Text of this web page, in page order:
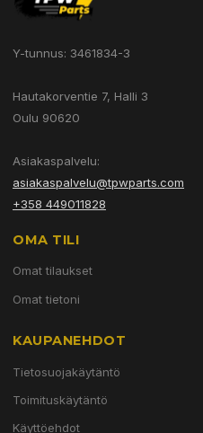
Y-tunnus: 3461834-3
Hautakorventie 7, Halli 3
Oulu 90620
Asiakaspalvelu:
asiakaspalvelu@tpwparts.com
+358 449011828
OMA TILI
Omat tilaukset
Omat tietoni
KAUPANEHDOT
Tietosuojakäytäntö
Toimituskäytäntö
Käyttöehdot